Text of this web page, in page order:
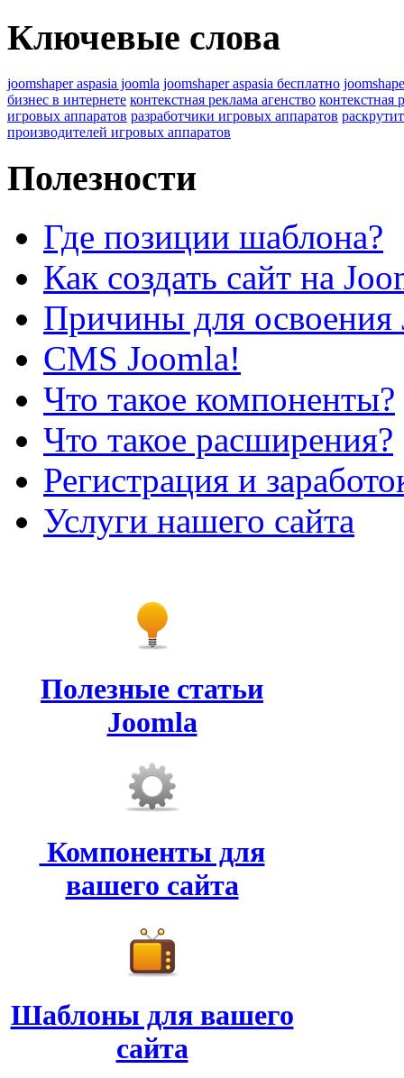
Ключевые слова
joomshaper aspasia joomla joomshaper aspasia бесплатно
бизнес в интернете контекстная реклама агенство контекстная
игровых аппаратов разработчики игровых аппаратов
производителей игровых аппаратов
Полезности
Где позиции шаблона?
Как создать сайт на
Причины для освоения
CMS Joomla!
Что такое компоненты?
Что такое расширения?
Регистрация и
Услуги нашего сайта
Полезные статьи
Joomla
Компоненты для
вашего сайта
Шаблоны для вашего
сайта